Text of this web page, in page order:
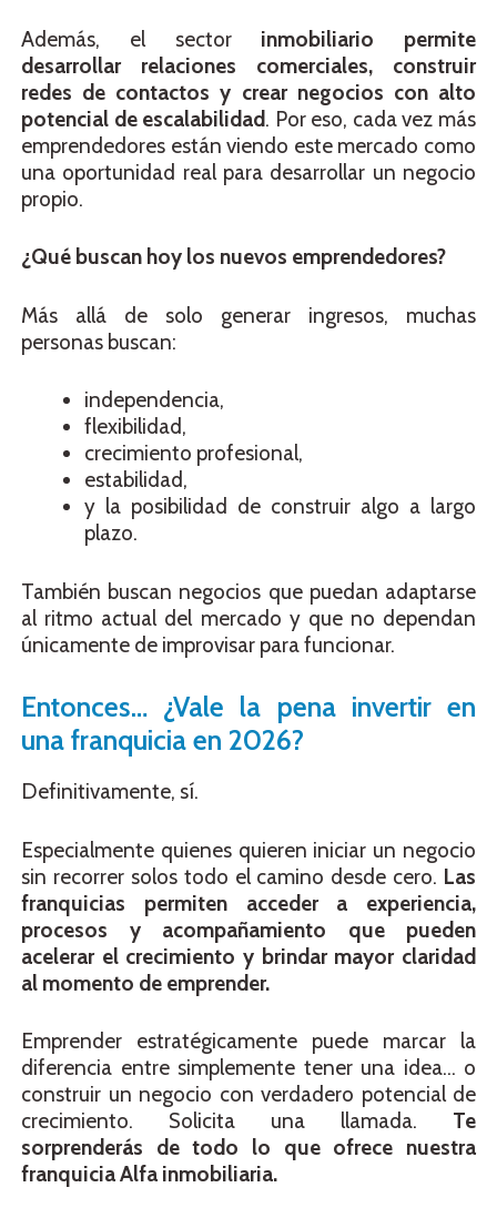
Además, el sector inmobiliario permite
desarrollar relaciones comerciales, construir
redes de contactos y crear negocios con alto
potencial de escalabilidad. Por eso, cada vez más
emprendedores están viendo este mercado como
una oportunidad real para desarrollar un negocio
propio.
¿Qué buscan hoy los nuevos emprendedores?
Más allá de solo generar ingresos, muchas
personas buscan:
independencia,
flexibilidad,
crecimiento profesional,
estabilidad,
y la posibilidad de construir algo a largo
plazo.
También buscan negocios que puedan adaptarse
al ritmo actual del mercado y que no dependan
únicamente de improvisar para funcionar.
Entonces… ¿Vale la pena invertir en
una franquicia en 2026?
Definitivamente, sí.
Especialmente quienes quieren iniciar un negocio
sin recorrer solos todo el camino desde cero. Las
franquicias permiten acceder a experiencia,
procesos y acompañamiento que pueden
acelerar el crecimiento y brindar mayor claridad
al momento de emprender.
Emprender estratégicamente puede marcar la
diferencia entre simplemente tener una idea… o
construir un negocio con verdadero potencial de
crecimiento. Solicita una llamada. Te
sorprenderás de todo lo que ofrece nuestra
franquicia Alfa inmobiliaria.